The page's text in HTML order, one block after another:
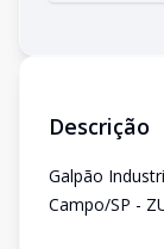
Descrição
Galpão
Campo/SP -